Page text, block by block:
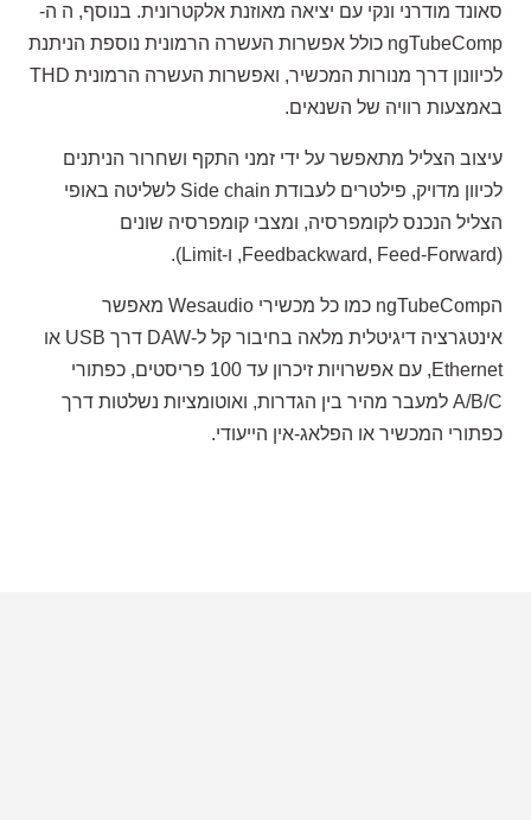
סאונד מודרני ונקי עם יציאה מאוזנת אלקטרונית. בנוסף, ה ה-
ngTubeComp כולל אפשרות העשרה הרמונית נוספת הניתנת
לכיוונון דרך מנורות המכשיר, ואפשרות העשרה הרמונית THD
באמצעות רוויה של השנאים.
עיצוב הצליל מתאפשר על ידי זמני התקף ושחרור הניתנים
לכיוון מדויק, פילטרים לעבודת Side chain לשליטה באופי
הצליל הנכנס לקומפרסיה, ומצבי קומפרסיה שונים
(Feedbackward, Feed-Forward, ו-Limit).
הngTubeComp כמו כל מכשירי Wesaudio מאפשר
אינטגרציה דיגיטלית מלאה בחיבור קל ל-DAW דרך USB או
Ethernet, עם אפשרויות זיכרון עד 100 פריסטים, כפתורי
A/B/C למעבר מהיר בין הגדרות, ואוטומציות נשלטות דרך
כפתורי המכשיר או הפלאג-אין הייעודי.